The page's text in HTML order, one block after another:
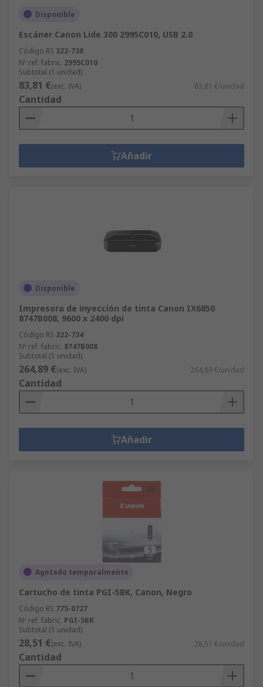
Disponible
Escáner Canon Lide 300 2995C010, USB 2.0
Código RS 322-738
Nº ref. fabric. 2995C010
Subtotal (1 unidad)
83,81 €(exc. IVA) 83,81 €/unidad
Cantidad
Añadir
Disponible
Impresora de inyección de tinta Canon IX6850
8747B008, 9600 x 2400 dpi
Código RS 322-734
Nº ref. fabric. 8747B008
Subtotal (1 unidad)
264,89 €(exc. IVA) 264,89 €/unidad
Cantidad
Añadir
Agotado temporalmente
Cartucho de tinta PGI-5BK, Canon, Negro
Código RS 775-0727
Nº ref. fabric. PGI-5BK
Subtotal (1 unidad)
28,51 €(exc. IVA) 28,51 €/unidad
Cantidad